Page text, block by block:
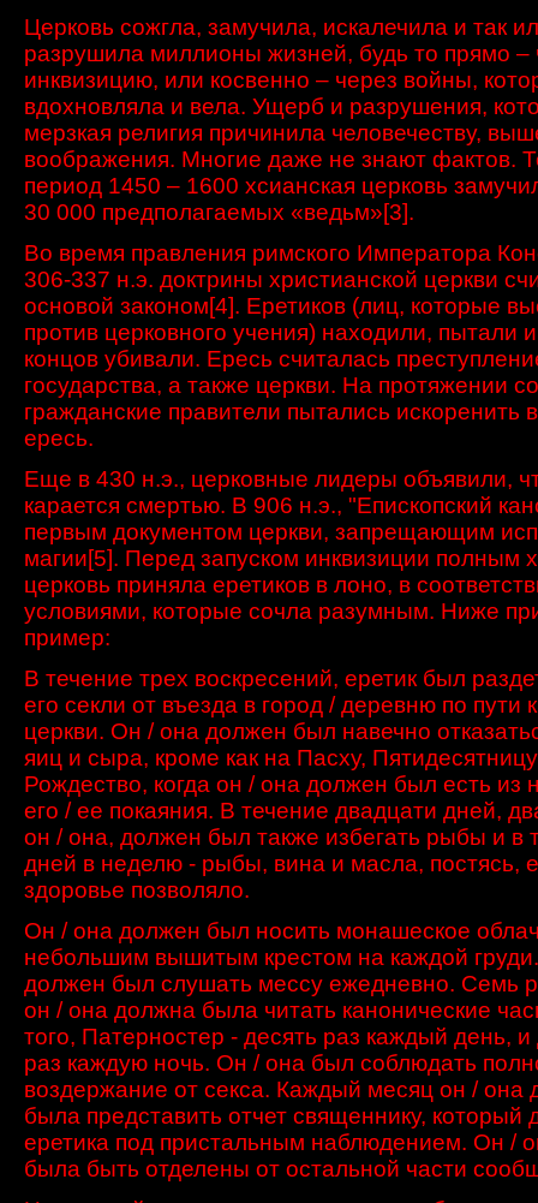
Церковь сожгла, замучила, искалечила и так
разрушила миллионы жизней, будь то прямо –
инквизицию, или косвенно – через войны,
вдохновляла и вела. Ущерб и разрушения,
мерзкая религия причинила человечеству,
воображения. Многие даже не знают фактов.
период 1450 – 1600 хсианская церковь
30 000 предполагаемых «ведьм»[3].
Во время правления римского Императора
306-337 н.э. доктрины христианской церкви
основой законом[4]. Еретиков (лиц, которые
против церковного учения) находили, пытали
концов убивали. Ересь считалась
государства, а также церкви. На протяжении
гражданские правители пытались искоренить
ересь.
Еще в 430 н.э., церковные лидеры объявили,
карается смертью. В 906 н.э., "Епископский
первым документом церкви, запрещающим
магии[5]. Перед запуском инквизиции полным
церковь приняла еретиков в лоно, в
условиями, которые сочла разумным. Ниже
пример:
В течение трех воскресений, еретик был
его секли от въезда в город / деревню по пути к
церкви. Он / она должен был навечно
яиц и сыра, кроме как на Пасху, Пятидесятницу
Рождество, когда он / она должен был есть из
его / ее покаяния. В течение двадцати дней,
он / она, должен был также избегать рыбы и в
дней в неделю - рыбы, вина и масла, постясь,
здоровье позволяло.
Он / она должен был носить монашеское
небольшим вышитым крестом на каждой груди.
должен был слушать мессу ежедневно. Семь
он /она должна была читать канонические
того, Патерностер - десять раз каждый день, и
раз каждую ночь. Он / она был соблюдать
воздержание от секса. Каждый месяц он / она
была представить отчет священнику, который
еретика под пристальным наблюдением. Он /
была быть отделены от остальной части